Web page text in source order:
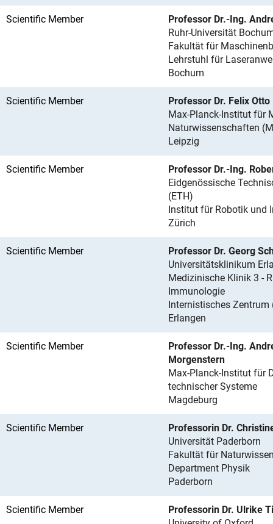
Scientific Member
Professor Dr.-Ing.
Ruhr-Universität
Fakultät für
Lehrstuhl für
Bochum
Scientific Member
Professor Dr. Felix Otto
Max-Planck-Institut für
Naturwissenschaften
Leipzig
Scientific Member
Professor Dr.-Ing.
Eidgenössische
(ETH)
Institut für Robotik und
Zürich
Scientific Member
Professor Dr. Georg
Universitätsklinikum
Medizinische Klinik 3 -
Immunologie
Internistisches Zentrum
Erlangen
Scientific Member
Professor Dr.-Ing.
Morgenstern
Max-Planck-Institut für
technischer Systeme
Magdeburg
Scientific Member
Professorin Dr.
Universität Paderborn
Fakultät für
Department Physik
Paderborn
Scientific Member
Professorin Dr. Ulrike